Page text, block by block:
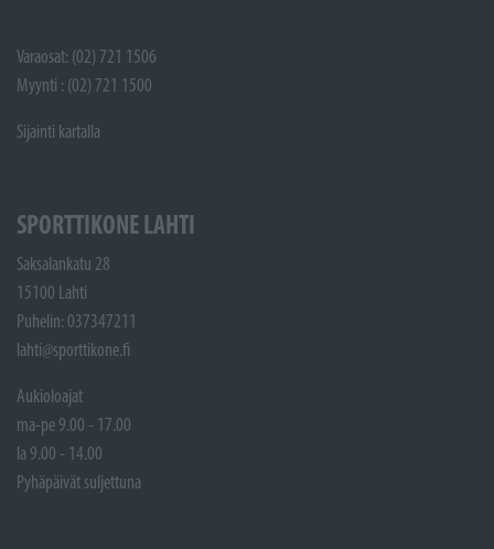
Varaosat: (02) 721 1506
Myynti : (02) 721 1500
Sijainti kartalla
SPORTTIKONE LAHTI
Saksalankatu 28
15100 Lahti
Puhelin: 037347211
lahti@sporttikone.fi
Aukioloajat
ma-pe 9.00 - 17.00
la 9.00 - 14.00
Pyhäpäivät suljettuna